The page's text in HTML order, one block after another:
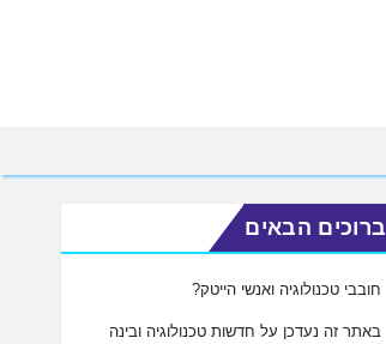
ברוכים הבאים
חובבי טכנולוגיה ואנשי הייטק?
באתר זה נעדכן על חדשות טכנולוגיה ובינה